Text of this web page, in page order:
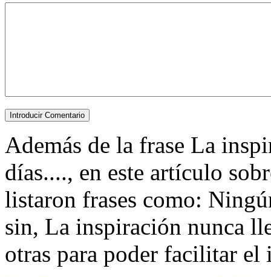
Además de la frase La
días...., en este artículo
listaron frases como:
sin, La inspiración nunca
otras para poder facilitar el